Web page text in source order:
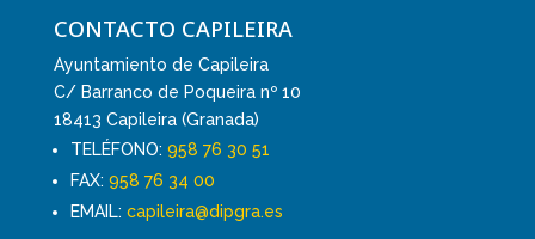
CONTACTO CAPILEIRA
Ayuntamiento de Capileira
C/ Barranco de Poqueira nº 10
18413 Capileira (Granada)
TELÉFONO: 958 76 30 51
FAX: 958 76 34 00
EMAIL: capileira@dipgra.es